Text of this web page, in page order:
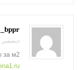
ديسمبر 9, 2025 الي 8:44 ص
за м2